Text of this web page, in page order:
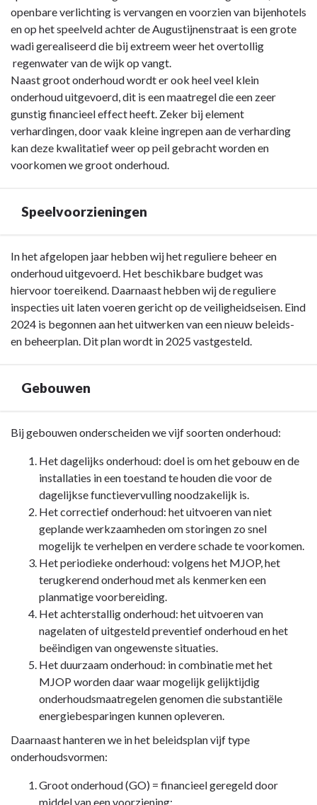
openbare verlichting is vervangen en voorzien van bijenhotels
en op het speelveld achter de Augustijnenstraat is een grote
wadi gerealiseerd die bij extreem weer het overtollig
regenwater van de wijk op vangt.
Naast groot onderhoud wordt er ook heel veel klein
onderhoud uitgevoerd, dit is een maatregel die een zeer
gunstig financieel effect heeft. Zeker bij element
verhardingen, door vaak kleine ingrepen aan de verharding
kan deze kwalitatief weer op peil gebracht worden en
voorkomen we groot onderhoud.
Speelvoorzieningen
Terug
naar
navigatie
Paragraaf
In het afgelopen jaar hebben wij het reguliere beheer en
onderhoud uitgevoerd. Het beschikbare budget was
hiervoor toereikend. Daarnaast hebben wij de reguliere
inspecties uit laten voeren gericht op de veiligheidseisen. Eind
2024 is begonnen aan het uitwerken van een nieuw beleids-
en beheerplan. Dit plan wordt in 2025 vastgesteld.
Gebouwen
Terug
navigatie
Paragraaf
Onderhoud
kapitaalgoederen
Gebouwen
Bij gebouwen onderscheiden we vijf soorten onderhoud:
Het dagelijks onderhoud: doel is om het gebouw en de
installaties in een toestand te houden die voor de
dagelijkse functievervulling noodzakelijk is.
Het correctief onderhoud: het uitvoeren van niet
geplande werkzaamheden om storingen zo snel
mogelijk te verhelpen en verdere schade te voorkomen.
Het periodieke onderhoud: volgens het MJOP, het
terugkerend onderhoud met als kenmerken een
planmatige voorbereiding.
Het achterstallig onderhoud: het uitvoeren van
nagelaten of uitgesteld preventief onderhoud en het
beëindigen van ongewenste situaties.
Het duurzaam onderhoud: in combinatie met het
MJOP worden daar waar mogelijk gelijktijdig
onderhoudsmaatregelen genomen die substantiële
energiebesparingen kunnen opleveren.
Daarnaast hanteren we in het beleidsplan vijf type
onderhoudsvormen:
Groot onderhoud (GO) = financieel geregeld door
middel van een voorziening;